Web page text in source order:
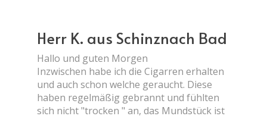
Herr K. aus Schinznach Bad
Hallo und guten Morgen
Inzwischen habe ich die Cigarren erhalten
und auch schon welche geraucht. Diese
haben regelmäßig gebrannt und fühlten
sich nicht "trocken " an, das Mundstück ist